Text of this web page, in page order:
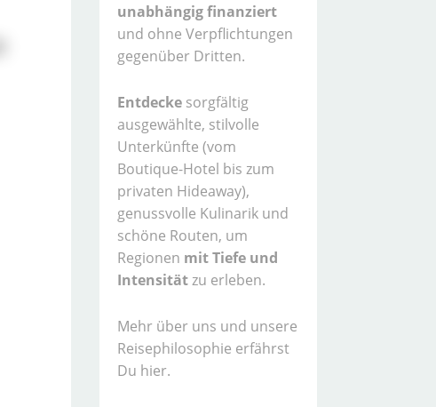
unabhängig finanziert
und ohne Verpflichtungen
gegenüber Dritten.
Entdeckesorgfältig
ausgewählte, stilvolle
Unterkünfte (vom
Boutique-Hotel bis zum
privaten Hideaway),
genussvolle Kulinarik und
schöne Routen, um
Regionen mit Tiefe und
Intensitätzu erleben.
Mehr über uns und unsere
Reisephilosophie erfährst
Du hier.